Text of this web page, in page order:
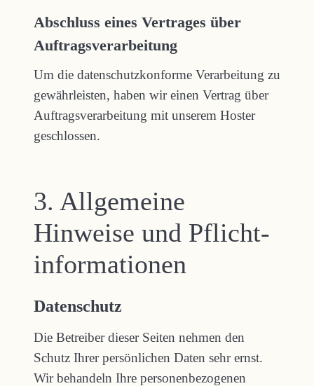
Abschluss eines Vertrages über
Auftragsverarbeitung
Um die datenschutzkonforme Verarbeitung zu
gewährleisten, haben wir einen Vertrag über
Auftragsverarbeitung mit unserem Hoster
geschlossen.
3. Allgemeine
Hinweise und Pflicht­
informationen
Datenschutz
Die Betreiber dieser Seiten nehmen den
Schutz Ihrer persönlichen Daten sehr ernst.
Wir behandeln Ihre personenbezogenen